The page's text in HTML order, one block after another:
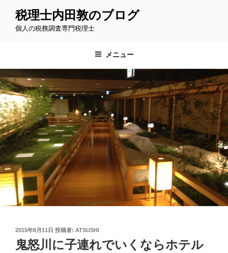
ス
キ
ッ
プ
税理士内田敦のブログ
個人の税務調査専門税理士
メニュー
投
稿
日:
2015年8月11日 投稿者: ATSUSHI
鬼怒川に子連れでいくならホテル